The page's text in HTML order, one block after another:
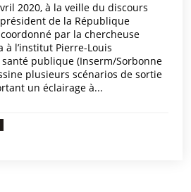
2020, à la veille du discours
de la République
par la chercheuse
à l’institut Pierre-Louis
santé publique (Inserm/Sorbonne
plusieurs scénarios de sortie
un éclairage à...